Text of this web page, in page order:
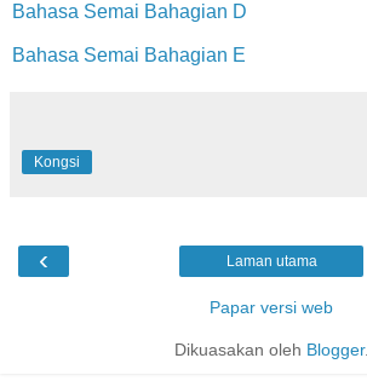
Bahasa Semai Bahagian D
Bahasa Semai Bahagian E
Kongsi
‹ Laman utama
Papar versi web
Dikuasakan oleh Blogger.